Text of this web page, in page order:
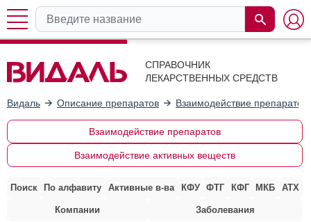
СПРАВОЧНИК
ЛЕКАРСТВЕННЫХ СРЕДСТВ
Видаль Описание препаратов Взаимодействие препаратов
Взаимодействие препаратов
Взаимодействие активных веществ
Поиск По алфавиту Активные в-ва КФУ ФТГ КФГ МКБ АТХ
Компании Заболевания